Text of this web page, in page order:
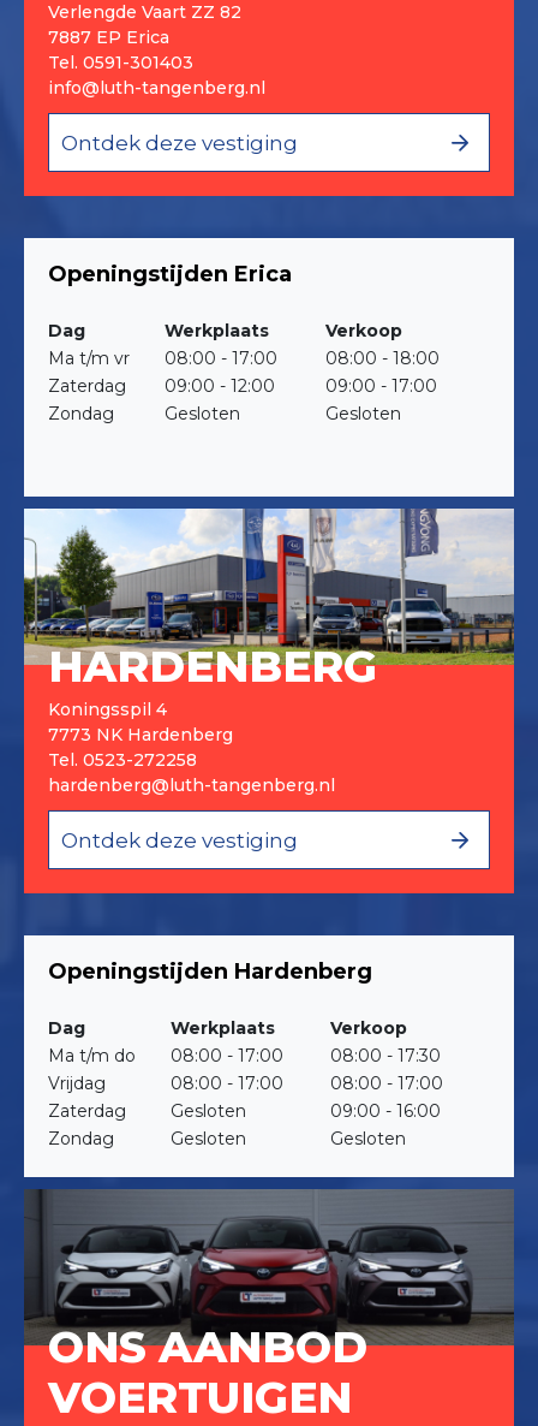
Verlengde Vaart ZZ 82
7887 EP Erica
Tel. 0591-301403
info@luth-tangenberg.nl
Ontdek deze vestiging
Openingstijden Erica
Dag Werkplaats
Verkoop
Ma t/m vr
08:00 - 17:00
08:00 - 18:00
Zaterdag
09:00 - 12:00
09:00 - 17:00
Zondag
Gesloten Gesloten
HARDENBERG
Koningsspil 4
7773 NK Hardenberg
Tel. 0523-272258
hardenberg@luth-tangenberg.nl
Ontdek deze vestiging
Openingstijden Hardenberg
Dag Werkplaats
Verkoop
Ma t/m do
08:00 - 17:00
08:00 - 17:30
Vrijdag
08:00 - 17:00
08:00 - 17:00
Zaterdag
Gesloten
09:00 - 16:00
Zondag
Gesloten Gesloten
ONS AANBOD
VOERTUIGEN